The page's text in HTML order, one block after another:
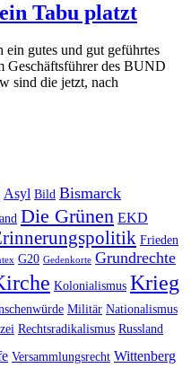
Tabu platzt
gutes und gut geführtes
Geschäftsführer des BUND
sind die jetzt, nach
Asyl Bild Bismarck
Die Grünen EKD
Frieden
G20 Gedenkorte Grundrechte
Kolonialismus Krieg
Militär Nationalismus
Rechtsradikalismus Russland
Versammlungsrecht Wittenberg